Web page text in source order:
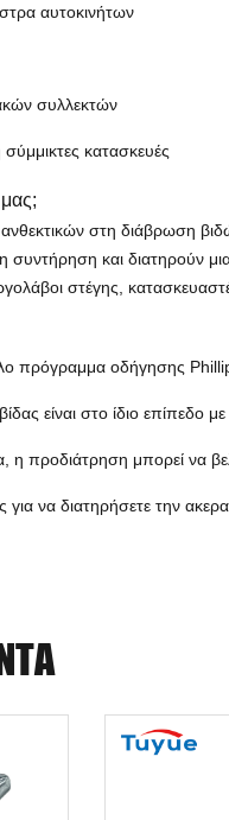
αυτοκινήτων
συλλεκτών
σύμμικτες κατασκευές
μας;
στη διάβρωση
συντήρηση και διατηρούν
στέγης,
πρόγραμμα οδήγησης
είναι στο ίδιο
η προδιάτρηση μπορεί να
να διατηρήσετε την